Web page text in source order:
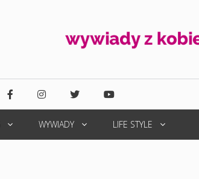
WYWIADY LIFE STYLE